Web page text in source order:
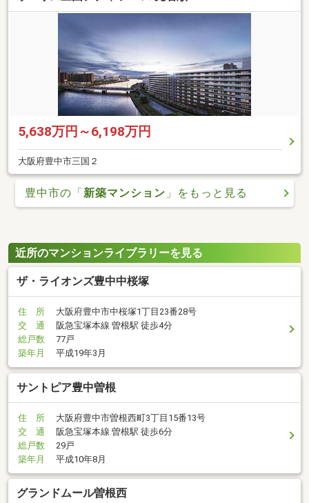
5,638万円～6,198万円
大阪府豊中市三国２
豊中市の「 新築マンション 」をもっと見る
近所のマンションライブラリーを見る
ザ・ライオンズ豊中中桜塚
住 所
大阪府豊中市中桜塚1丁目23番28号
交 通
阪急宝塚本線 曽根駅 徒歩4分
総戸数
77戸
築年月
平成19年3月
サントピア豊中曽根
住 所
大阪府豊中市曽根西町3丁目15番13号
交 通
阪急宝塚本線 曽根駅 徒歩6分
総戸数
29戸
築年月
平成10年8月
グランドムール曽根西